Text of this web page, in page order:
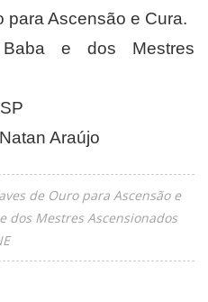
para Ascensão e Cura.
e dos Mestres
Araújo
de Ouro para Ascensão e
dos Mestres Ascensionados